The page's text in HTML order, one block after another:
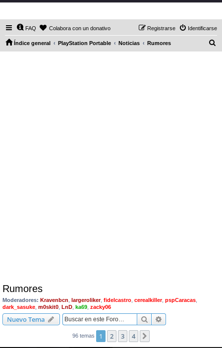
FAQ Colabora con un donativo Identificarse
Registrarse
Índice general PlayStation Portable Noticias Rumores
Rumores
Moderadores: Kravenbcn largeroliker, fidelcastro cerealkiller, pspCaracas
dark_sasuke m0skit0 LnD ka69 zacky06
Nuevo Tema Buscar
96 temas 1 2 3 4